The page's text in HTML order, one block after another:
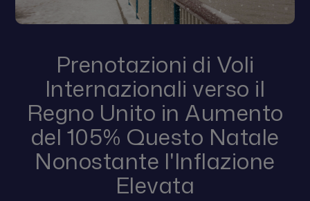
Prenotazioni di Voli
Internazionali verso il
Regno Unito in Aumento
del 105% Questo Natale
Nonostante l'Inflazione
Elevata